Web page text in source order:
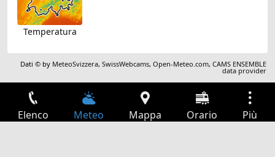
Temperatura
Dati © by MeteoSvizzera,SwissWebcams,Open-Meteo.com,CAMS ENSEMBLE
data provider
Elenco Meteo Mappa Orario Più